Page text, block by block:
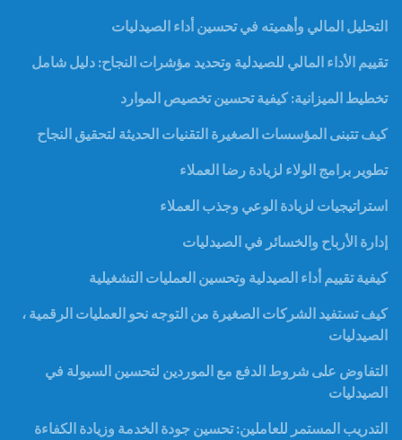
التحليل المالي وأهميته في تحسين أداء الصيدليات
تقييم الأداء المالي للصيدلية وتحديد مؤشرات النجاح: دليل شامل
تخطيط الميزانية: كيفية تحسين تخصيص الموارد
كيف تتبنى المؤسسات الصغيرة التقنيات الحديثة لتحقيق النجاح
تطوير برامج الولاء لزيادة رضا العملاء
استراتيجيات لزيادة الوعي وجذب العملاء
إدارة الأرباح والخسائر في الصيدليات
كيفية تقييم أداء الصيدلية وتحسين العمليات التشغيلية
كيف تستفيد الشركات الصغيرة من التوجه نحو العمليات الرقمية ،
الصيدليات
التفاوض على شروط الدفع مع الموردين لتحسين السيولة في
الصيدليات
التدريب المستمر للعاملين: تحسين جودة الخدمة وزيادة الكفاءة